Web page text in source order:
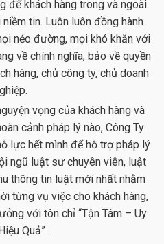
để khách hàng trong và ngoài
tin. Luôn luôn đồng hành
nẻo đường, mọi khó khăn với
về chính nghĩa, bảo về quyền
hàng, chủ công ty, chủ doanh
vọng của khách hàng và
cảnh pháp lý nào, Công Ty
lực hết mình để hỗ trợ pháp lý
ngũ luật sư chuyên viên, luật
thông tin luật mới nhất nhằm
từng vụ việc cho khách hàng,
với tôn chỉ “Tận Tâm – Uy
Quả” .